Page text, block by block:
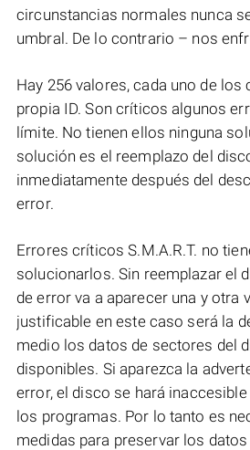
circunstancias normales nunca
umbral. De lo contrario – nos
Hay 256 valores, cada uno de los
propia ID. Son críticos algunos
límite. No tienen ellos ninguna
solución es el reemplazo del
inmediatamente después del
error.
Errores críticos S.M.A.R.T. no
solucionarlos. Sin reemplazar el
de error va a aparecer una y otra
justificable en este caso será la
medio los datos de sectores del
disponibles. Si aparezca la
error, el disco se hará
los programas. Por lo tanto es
medidas para preservar los datos